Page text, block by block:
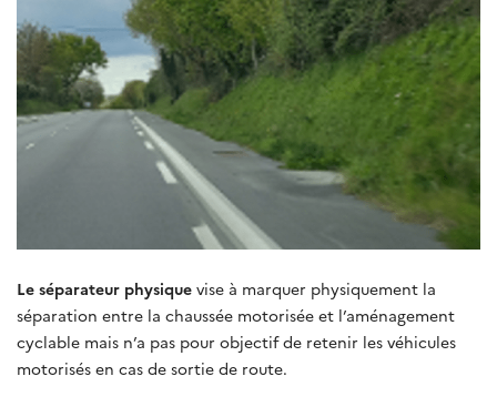
Le séparateur physique vise à marquer physiquement la
séparation entre la chaussée motorisée et l’aménagement
cyclable mais n’a pas pour objectif de retenir les véhicules
motorisés en cas de sortie de route.